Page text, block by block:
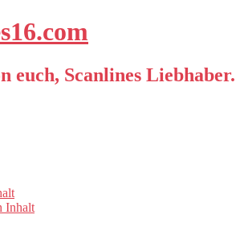
euch, Scanlines Liebhaber.
Inhalt